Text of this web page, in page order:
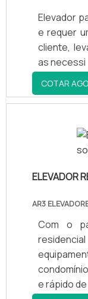
Elevador
e requer
cliente,
as necessi
COTAR
ELEVADOR
AR3
Com o
e rápido